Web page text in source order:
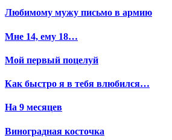
Любимому мужу письмо в армию
Мне 14, ему 18…
Мой первый поцелуй
Как быстро я в тебя влюбился…
На 9 месяцев
Виноградная косточка